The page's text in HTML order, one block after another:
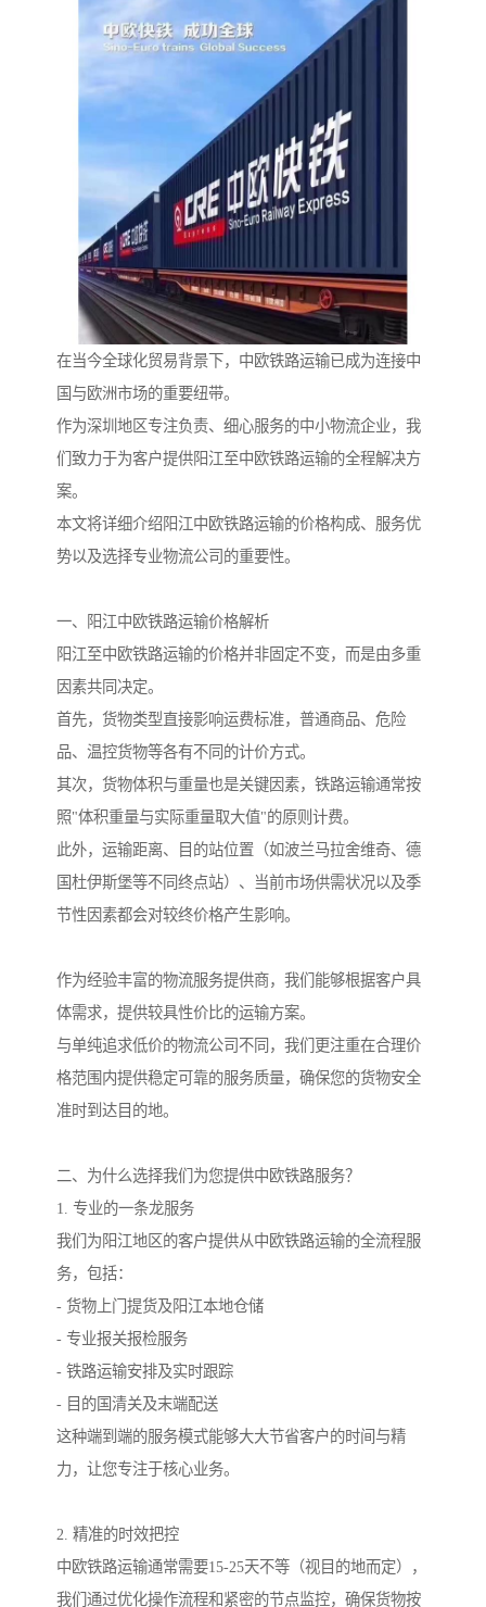
在当今全球化贸易背景下，中欧铁路运输已成为连接中
国与欧洲市场的重要纽带。
作为深圳地区专注负责、细心服务的中小物流企业，我
们致力于为客户提供阳江至中欧铁路运输的全程解决方
案。
本文将详细介绍阳江中欧铁路运输的价格构成、服务优
势以及选择专业物流公司的重要性。
一、阳江中欧铁路运输价格解析
阳江至中欧铁路运输的价格并非固定不变，而是由多重
因素共同决定。
首先，货物类型直接影响运费标准，普通商品、危险
品、温控货物等各有不同的计价方式。
其次，货物体积与重量也是关键因素，铁路运输通常按
照"体积重量与实际重量取大值"的原则计费。
此外，运输距离、目的站位置（如波兰马拉舍维奇、德
国杜伊斯堡等不同终点站）、当前市场供需状况以及季
节性因素都会对较终价格产生影响。
作为经验丰富的物流服务提供商，我们能够根据客户具
体需求，提供较具性价比的运输方案。
与单纯追求低价的物流公司不同，我们更注重在合理价
格范围内提供稳定可靠的服务质量，确保您的货物安全
准时到达目的地。
二、为什么选择我们为您提供中欧铁路服务？
1. 专业的一条龙服务
我们为阳江地区的客户提供从中欧铁路运输的全流程服
务，包括：
- 货物上门提货及阳江本地仓储
- 专业报关报检服务
- 铁路运输安排及实时跟踪
- 目的国清关及末端配送
这种端到端的服务模式能够大大节省客户的时间与精
力，让您专注于核心业务。
2. 精准的时效把控
中欧铁路运输通常需要15-25天不等（视目的地而定），
我们通过优化操作流程和紧密的节点监控，确保货物按